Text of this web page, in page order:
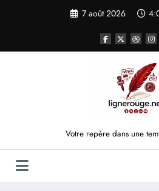
7 août 2026
Votre repère dans une